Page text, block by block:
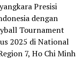
Presisi
dengan
Tournament
2025 di National
7, Ho Chi Minh